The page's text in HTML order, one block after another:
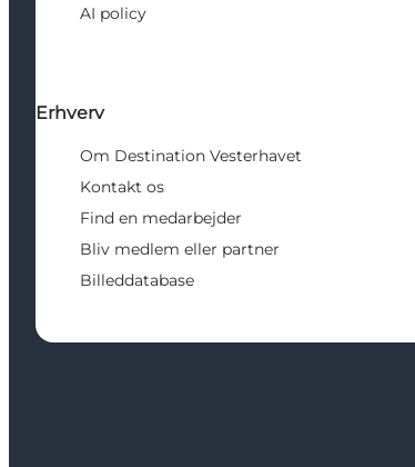
AI policy
Erhverv
Om Destination Vesterhavet
Kontakt os
Find en medarbejder
Bliv medlem eller partner
Billeddatabase